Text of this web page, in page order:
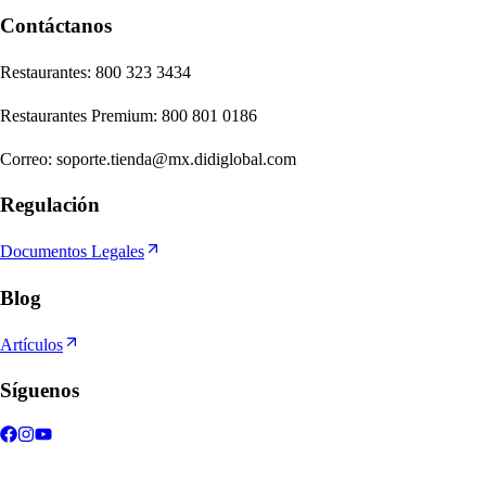
Contáctanos
Restaurantes: 800 323 3434
Restaurantes Premium: 800 801 0186
Correo: soporte.tienda@mx.didiglobal.com
Regulación
Documentos Legales
Blog
Artículos
Síguenos